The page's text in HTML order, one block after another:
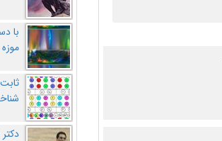
با